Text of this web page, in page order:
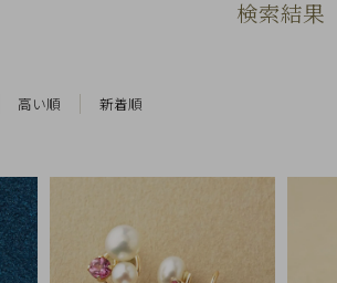
検索結果
高い順 新着順